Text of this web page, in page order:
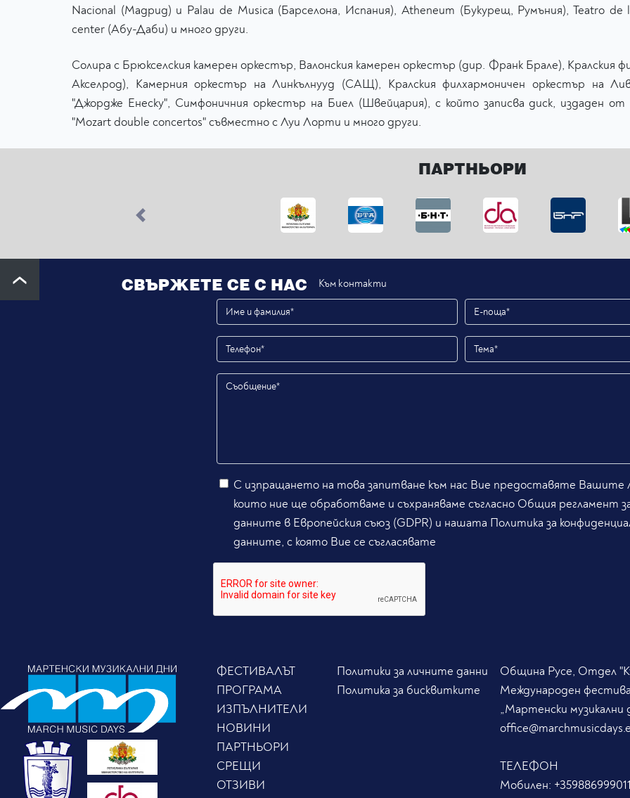
Nacional (Мадрид) и Palau de Musica (Барселона, Испания), Atheneum (Букурещ, Румъния), Teatro
center (Абу-Даби) и много други.
Солира с Брюкселския камерен оркестър, Валонския камерен оркестър (дир. Франк Брале), Кралския
Акселрод), Камерния оркестър на Линкълнууд (САЩ), Кралския филхармоничен оркестър на
"Джордже Енеску", Симфоничния оркестър на Биел (Швейцария), с който записва диск, издаден
"Mozart double concertos" съвместно с Луи Лорти и много други.
ПАРТНЬОРИ
Previous
СВЪРЖЕТЕ СЕ С НАС Към контакти
С изпращането на това запитване към нас Вие предоставяте Вашите
които ние ще обработваме и съхраняваме съгласно Общия регламент
данните в Европейския съюз (GDPR) и нашата Политика за
данните, с която Вие се съгласявате
ФЕСТИВАЛЪТ
ПРОГРАМА
ИЗПЪЛНИТЕЛИ
НОВИНИ
ПАРТНЬОРИ
СРЕЩИ
ОТЗИВИ
Политики за личните данни
Политика за бисквитките
Община Русе, Отдел
Международен
„Мартенски музикални
ТЕЛЕФОН
Мобилен: